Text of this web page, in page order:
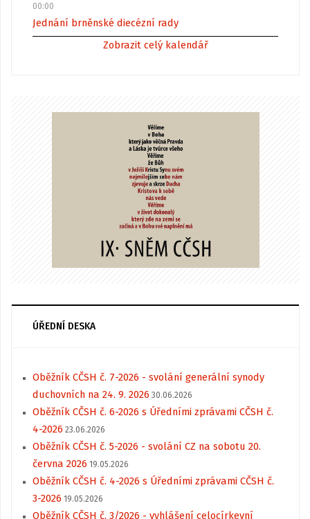
00:00
Jednání brněnské diecézní rady
Zobrazit celý kalendář
ÚŘEDNÍ DESKA
Oběžník CČSH č. 7-2026 - svolání generální synody
duchovních na 24. 9. 2026 30.06.2026
Oběžník CČSH č. 6-2026 s Úředními zprávami CČSH č.
4-2026 23.06.2026
Oběžník CČSH č. 5-2026 - svolání CZ na sobotu 20.
června 2026 19.05.2026
Oběžník CČSH č. 4-2026 s Úředními zprávami CČSH č.
3-2026 19.05.2026
Oběžník CČSH č. 3/2026 - vyhlášení celocírkevní